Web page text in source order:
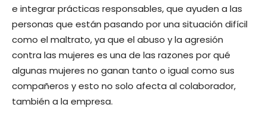
e integrar prácticas responsables, que ayuden a las
personas que están pasando por una situación difícil
como el maltrato, ya que el abuso y la agresión
contra las mujeres es una de las razones por qué
algunas mujeres no ganan tanto o igual como sus
compañeros y esto no solo afecta al colaborador,
también a la empresa.